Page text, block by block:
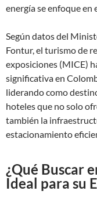
energía se enfoque
Según datos del
Fontur, el turismo de
exposiciones (MICE)
significativa en
liderando como
hoteles que no solo
también la
estacionamiento
¿Qué Buscar
Ideal para su